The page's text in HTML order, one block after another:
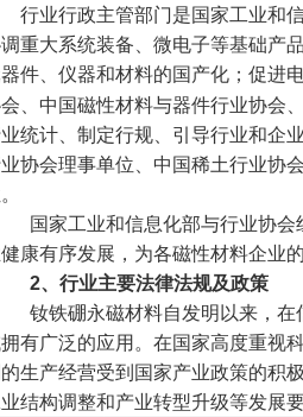
业行政主管部门是国家工业和信
重大系统装备、 微电子等基础产
件、仪器和材料的国产化；促进
、中国磁性材料与器件行业协会
统计、制定行规、引导行业和企
协会理事单位、中国稀土行业协
家工业和信息化部与行业协会组
康有序发展，为各磁性材料企业
2、行业主要法律法规及政策
铁硼永磁材料自发明以来，在信
有广泛的应用。在国家高度重视
生产经营受到国家产业政策的积
结构调整和产业转型升级等发展